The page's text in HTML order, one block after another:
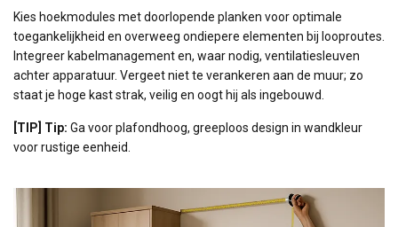
Kies hoekmodules met doorlopende planken voor optimale
toegankelijkheid en overweeg ondiepere elementen bij looproutes.
Integreer kabelmanagement en, waar nodig, ventilatiesleuven
achter apparatuur. Vergeet niet te verankeren aan de muur; zo
staat je hoge kast strak, veilig en oogt hij als ingebouwd.
[TIP] Tip: Ga voor plafondhoog, greeploos design in wandkleur
voor rustige eenheid.